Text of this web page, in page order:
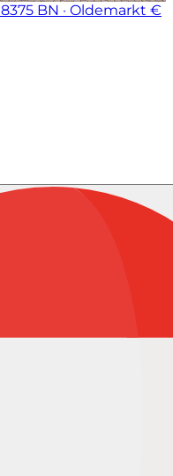
8375 BN · Oldemarkt €